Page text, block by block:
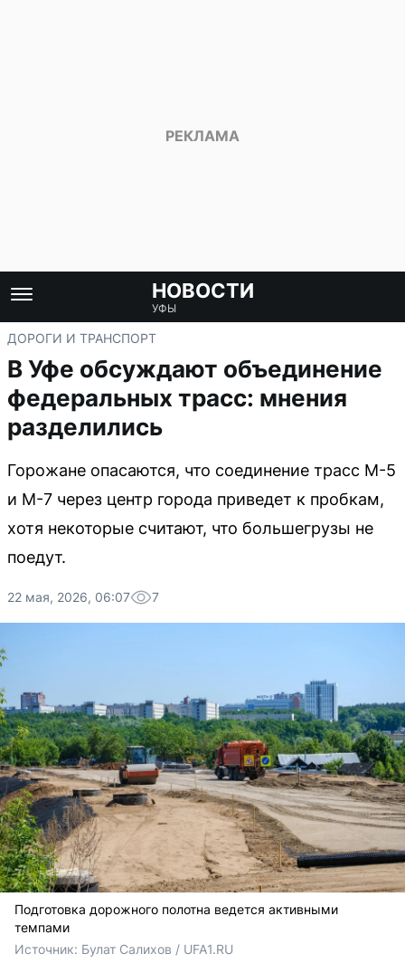
НОВОСТИ
УФЫ
ДОРОГИ И ТРАНСПОРТ
В Уфе обсуждают объединение
федеральных трасс: мнения
разделились
Горожане опасаются, что соединение трасс М-5
и М-7 через центр города приведет к пробкам,
хотя некоторые считают, что большегрузы не
поедут.
22 мая, 2026, 06:07 7
Подготовка дорожного полотна ведется активными
темпами
Источник: Булат Салихов / UFA1.RU